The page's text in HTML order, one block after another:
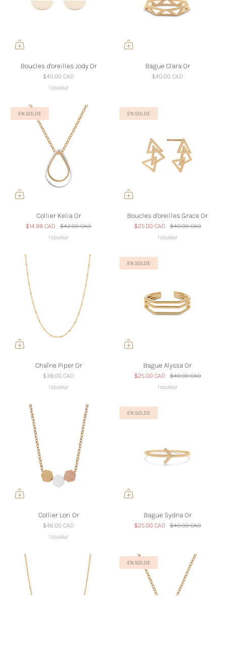
Boucles d'oreilles Jody Or
$40.00 CAD
1 couleur
Bague Clara Or
$40.00 CAD
EN SOLDE
Collier Kelia Or
$14.99 CAD $42.00 CAD
1 couleur
EN SOLDE
Boucles d'oreilles Grace Or
$25.00 CAD $40.00 CAD
1 couleur
Chaîne Piper Or
$38.00 CAD
1 couleur
EN SOLDE
Bague Alyssa Or
$25.00 CAD $40.00 CAD
1 couleur
Collier Lori Or
$46.00 CAD
1 couleur
EN SOLDE
Bague Sydna Or
$25.00 CAD $40.00 CAD
EN SOLDE